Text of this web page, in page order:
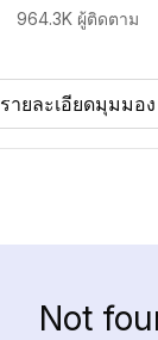
964.3K ผู้ติดตาม
รายละเอียดมุมมอง
Not